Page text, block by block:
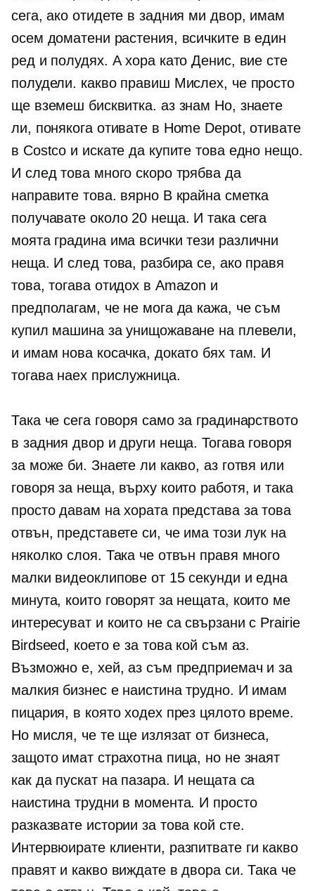
сега, ако отидете в задния ми двор, имам
осем доматени растения, всичките в един
ред и полудях. А хора като Денис, вие сте
полудели. какво правиш Мислех, че просто
ще вземеш бисквитка. аз знам Но, знаете
ли, понякога отивате в Home Depot, отивате
в Costco и искате да купите това едно нещо.
И след това много скоро трябва да
направите това. вярно В крайна сметка
получавате около 20 неща. И така сега
моята градина има всички тези различни
неща. И след това, разбира се, ако правя
това, тогава отидох в Amazon и
предполагам, че не мога да кажа, че съм
купил машина за унищожаване на плевели,
и имам нова косачка, докато бях там. И
тогава наех прислужница.
Така че сега говоря само за градинарството
в задния двор и други неща. Тогава говоря
за може би. Знаете ли какво, аз готвя или
говоря за неща, върху които работя, и така
просто давам на хората представа за това
отвън, представете си, че има този лук на
няколко слоя. Така че отвън правя много
малки видеоклипове от 15 секунди и една
минута, които говорят за нещата, които ме
интересуват и които не са свързани с Prairie
Birdseed, което е за това кой съм аз.
Възможно е, хей, аз съм предприемач и за
малкия бизнес е наистина трудно. И имам
пицария, в която ходех през цялото време.
Но мисля, че те ще излязат от бизнеса,
защото имат страхотна пица, но не знаят
как да пускат на пазара. И нещата са
наистина трудни в момента. И просто
разказвате истории за това кой сте.
Интервюирате клиенти, разпитвате ги какво
правят и какво виждате в двора си. Така че